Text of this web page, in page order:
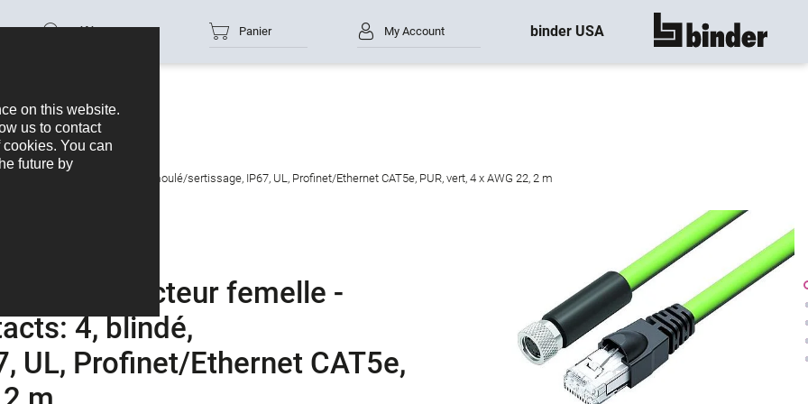
Référence Panier My Account binder USA montre tout
M8-D
RJ45, Contacts: 4, blindé, moulé/sertissage, IP67, UL, Profinet/Ethernet CAT5e, PUR, vert, 4 x AWG 22, 2 m
connecteur femelle -
4, blindé,
UL, Profinet/Ethernet CAT5e,